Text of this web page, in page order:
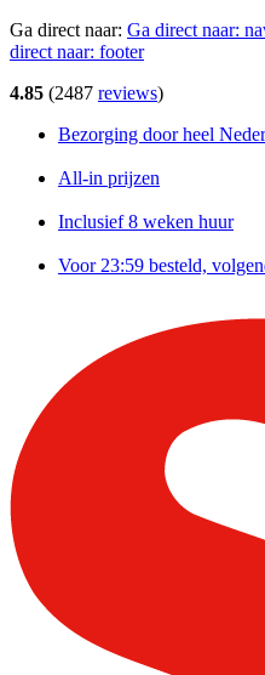
Ga direct naar: Ga direct naar:
direct naar: footer
4.85 (2487 reviews)
Bezorging door heel
All-in prijzen
Inclusief 8 weken huur
Voor 23:59 besteld,